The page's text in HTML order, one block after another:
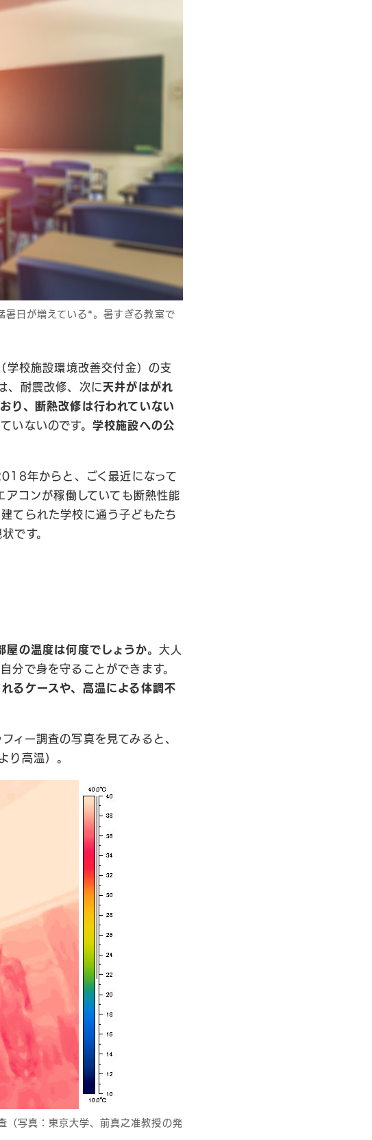
暑日が増えている*。暑すぎる教室で
校施設環境改善交付金）の支
、耐震改修、次に 天井がはがれ
り、断熱改修は行われていない
いないのです。 学校施設への公
年からと、ごく最近になって
コンが稼働していても断熱性能
てられた学校に通う子どもたち
です。
屋の温度は何度でしょうか。大人
分で身を守ることができます。
るケースや、高温による体調不
ィー調査の写真を見てみると、
り高温）。
（写真：東京大学、前真之准教授の発